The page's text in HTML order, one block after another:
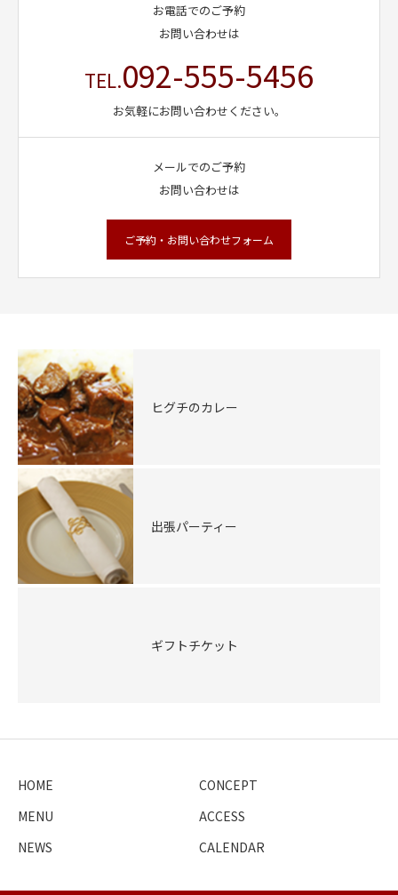
お電話でのご予約
お問い合わせは
TEL.092-555-5456
お気軽にお問い合わせください。
メールでのご予約
お問い合わせは
ご予約・お問い合わせフォーム
ヒグチのカレー
出張パーティー
ギフトチケット
HOME
CONCEPT
MENU
ACCESS
NEWS
CALENDAR